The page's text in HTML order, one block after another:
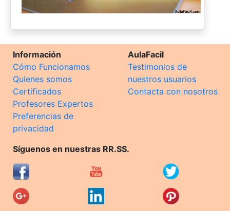
Información
Cómo Funcionamos
Quienes somos
Certificados
Profesores Expertos
Preferencias de
privacidad
AulaFacil
Testimonios de
nuestros usuarios
Contacta con nosotros
Síguenos en nuestras RR.SS.